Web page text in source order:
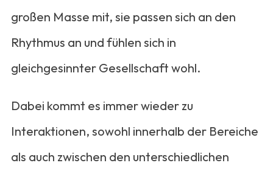
großen Masse mit, sie passen sich an den
Rhythmus an und fühlen sich in
gleichgesinnter Gesellschaft wohl.
Dabei kommt es immer wieder zu
Interaktionen, sowohl innerhalb der Bereiche
als auch zwischen den unterschiedlichen